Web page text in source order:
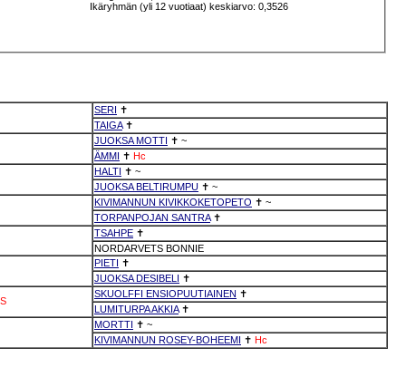
Ikäryhmän (yli 12 vuotiaat) keskiarvo: 0,3526
SERI ✝
TAIGA✝
JUOKSA MOTTI ✝ ~
ÄMMI ✝ Hc
HALTI ✝ ~
JUOKSA BELTIRUMPU ✝ ~
KIVIMANNUN KIVIKKOKETOPETO ✝ ~
TORPANPOJAN SANTRA✝
TSAHPE ✝
NORDARVETS BONNIE
PIETI ✝
JUOKSA DESIBELI ✝
S
SKUOLFFI ENSIOPUUTIAINEN ✝
LUMITURPA AKKIA✝
MORTTI ✝ ~
KIVIMANNUN ROSEY-BOHEEMI ✝ Hc